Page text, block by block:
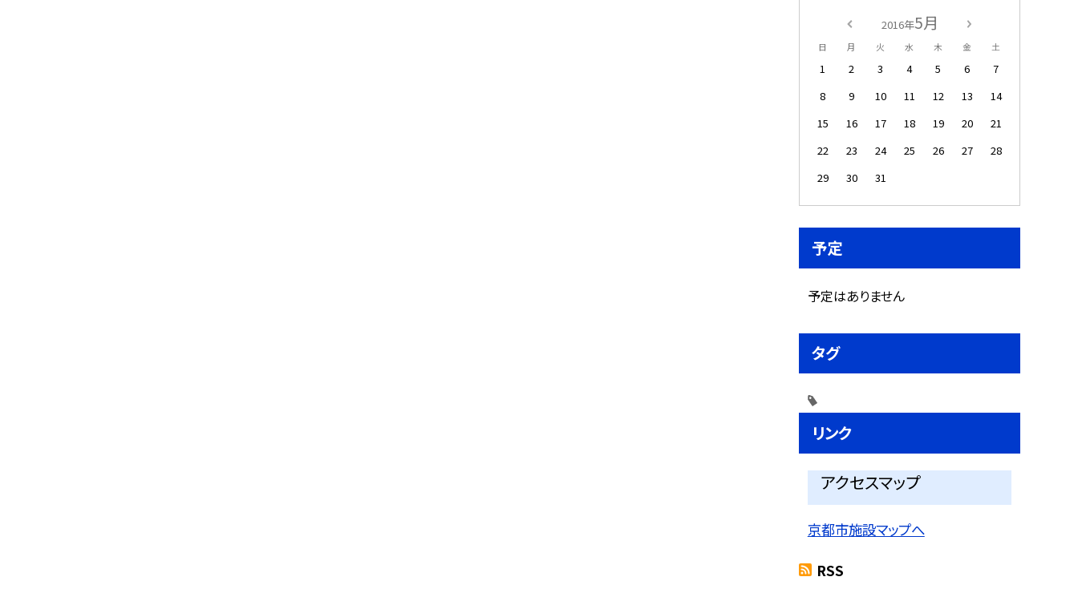
2016年5月
日 月 火 水 木 金 土
1 2 3 4 5 6
7
8
9 10 11 12 13
14
15
16 17 18 19 20
21
22
23 24 25 26 27
28
29
30 31
予定
予定はありません
タグ
リンク
アクセスマップ
京都市施設マップへ
RSS